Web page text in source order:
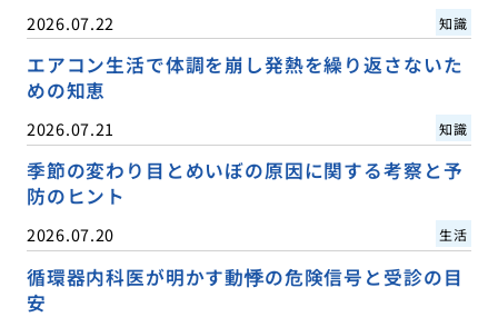
2026.07.22 知識
エアコン生活で体調を崩し発熱を繰り返さないた
めの知恵
2026.07.21 知識
季節の変わり目とめいぼの原因に関する考察と予
防のヒント
2026.07.20 生活
循環器内科医が明かす動悸の危険信号と受診の目
安